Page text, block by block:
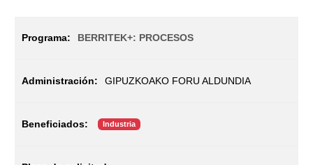
BERRITEK+: PROCESOS
GIPUZKOAKO FORU ALDUNDIA
Industria